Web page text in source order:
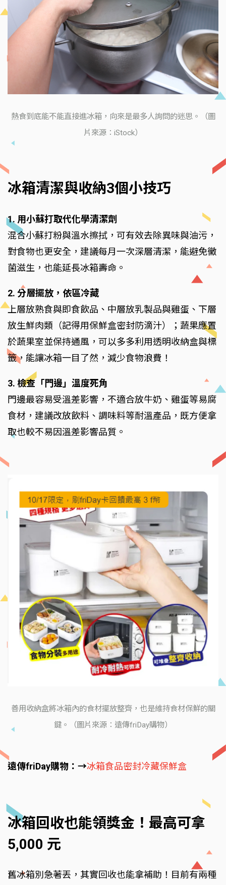
熱食到底能不能直接進冰箱，向來是最多人詢問的迷思。（圖
片來源：iStock）
冰箱清潔與收納3個小技巧
1. 用小蘇打取代化學清潔劑
混合小蘇打粉與溫水擦拭，可有效去除異味與油污，
對食物也更安全，建議每月一次深層清潔，能避免黴
菌滋生，也能延長冰箱壽命。
2. 分層擺放，依區冷藏
上層放熟食與即食飲品、中層放乳製品與雞蛋、下層
放生鮮肉類（記得用保鮮盒密封防滴汁）；蔬果應置
於蔬果室並保持通風，可以多多利用透明收納盒與標
籤，能讓冰箱一目了然，減少食物浪費！
3. 檢查「門邊」溫度死角
門邊最容易受溫差影響，不適合放牛奶、雞蛋等易腐
食材，建議改放飲料、調味料等耐溫產品，既方便拿
取也較不易因溫差影響品質。
善用收納盒將冰箱內的食材擺放整齊，也是維持食材保鮮的關
鍵。（圖片來源：遠傳friDay購物）
遠傳friDay購物：→冰箱食品密封冷藏保鮮盒
冰箱回收也能領獎金！最高可拿
5,000 元
舊冰箱別急著丟，其實回收也能拿補助！目前有兩種